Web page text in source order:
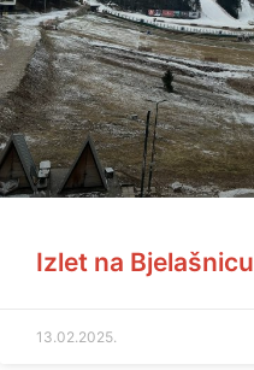
Izlet na Bjelašnicu
13.02.2025.